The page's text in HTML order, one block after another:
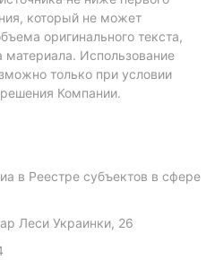
который не может
оригинального текста,
материала. Использование
только при условии
Компании.
в Реестре субъектов в сфере
Леси Украинки, 26